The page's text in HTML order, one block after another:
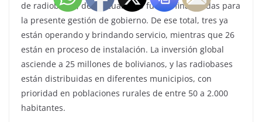
de radiobases, de las cuales 29 fueron financiadas para
la presente gestión de gobierno. De ese total, tres ya
están operando y brindando servicio, mientras que 26
están en proceso de instalación. La inversión global
asciende a 25 millones de bolivianos, y las radiobases
están distribuidas en diferentes municipios, con
prioridad en poblaciones rurales de entre 50 a 2.000
habitantes.